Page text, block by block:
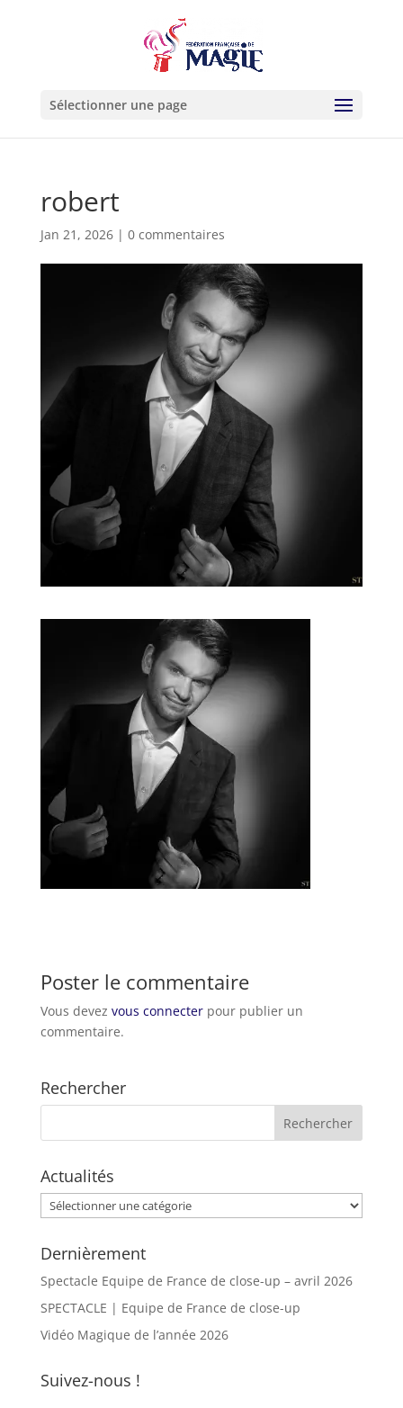
Sélectionner une page
robert
Jan 21, 2026| 0 commentaires
Poster le commentaire
Vous devez vous connecterpour publier un
commentaire.
Rechercher
Actualités
Actualités
Dernièrement
Spectacle Equipe de France de close-up – avril 2026
SPECTACLE | Equipe de France de close-up
Vidéo Magique de l’année 2026
Suivez-nous !